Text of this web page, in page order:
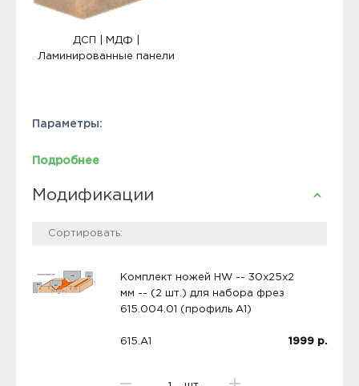
ДСП | МДФ |
Ламинированные панели
Параметры:
Подробнее
Модификации
Комплект ножей HW -- 30x25x2
мм -- (2 шт.) для набора фрез
615.004.01 (профиль A1)
615.A1 1999 р.